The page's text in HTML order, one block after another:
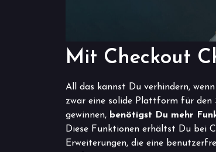
Mit Checkout
All das kannst Du verhindern,
zwar eine solide Plattform für den
gewinnen, benötigst Du mehr
Diese Funktionen erhältst Du bei
Erweiterungen, die eine